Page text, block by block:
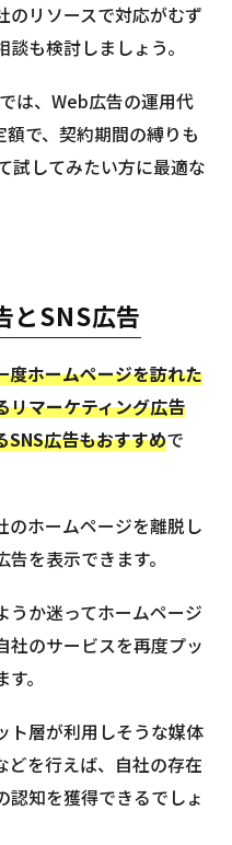
のリソースで対応がむず
も検討しましょう。
は、Web広告の運用代
で、契約期間の縛りも
試してみたい方に最適な
とSNS広告
度ホームページを訪れた
リマーケティング広告
SNS広告もおすすめで
のホームページを離脱し
を表示できます。
うか迷ってホームページ
社のサービスを再度プッ
。
ト層が利用しそうな媒体
どを行えば、自社の存在
認知を獲得できるでしょ